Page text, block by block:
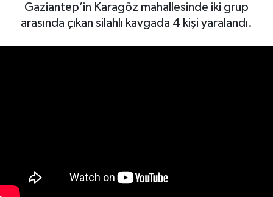
Gaziantep’in Karagöz mahallesinde iki grup
arasında çıkan silahlı kavgada 4 kişi yaralandı.
Gündem
Haberler
Piyasa
Son Dakika Haberleri
Haber Arşivi